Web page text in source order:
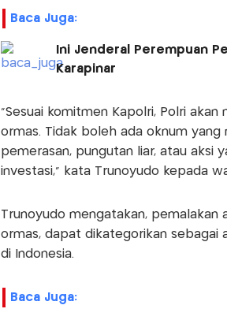
Baca Juga:
Ini Jenderal Perempuan
Karapinar
"Sesuai komitmen Kapolri, Polri
ormas. Tidak boleh ada oknum
pemerasan, pungutan liar, atau aksi
investasi," kata Trunoyudo kepada
Trunoyudo mengatakan, pemalakan
ormas, dapat dikategorikan sebagai
di Indonesia.
Baca Juga: